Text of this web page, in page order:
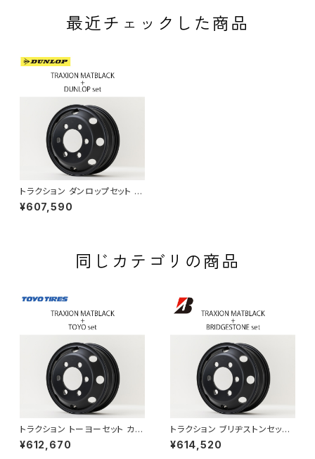
最近チェックした商品
トラクション ダンロップセット カ
ムロードダブルタイヤ向け 送料
組み込み工賃込み
¥607,590
同じカテゴリの商品
トラクション トーヨーセット カム
ロードダブルタイヤ向け 送料組
み込み工賃込み 1台分
¥612,670
トラクション ブリヂストンセット
カムロードダブルタイヤ向け 送
料組み込み工賃込み
¥614,520